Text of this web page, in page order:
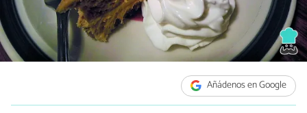
Añádenos en Google